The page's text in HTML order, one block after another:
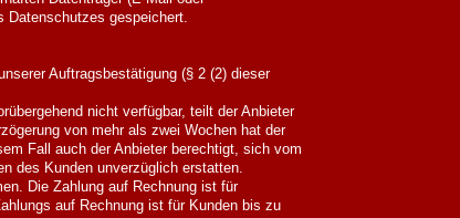
Datenschutzes gespeichert.
Auftragsbestätigung (§ 2 (2) dieser
nicht verfügbar, teilt der Anbieter
von mehr als zwei Wochen hat der
Fall auch der Anbieter berechtigt, sich vom
des Kunden unverzüglich erstatten.
Die Zahlung auf Rechnung ist für
auf Rechnung ist für Kunden bis zu